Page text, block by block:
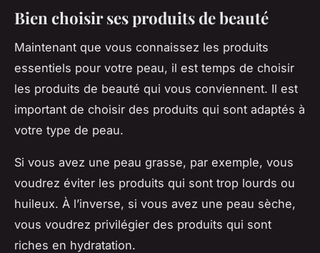
Bien choisir ses produits de beauté
Maintenant que vous connaissez les produits
essentiels pour votre peau, il est temps de choisir
les produits de beauté qui vous conviennent. Il est
important de choisir des produits qui sont adaptés à
votre type de peau.
Si vous avez une peau grasse, par exemple, vous
voudrez éviter les produits qui sont trop lourds ou
huileux. À l’inverse, si vous avez une peau sèche,
vous voudrez privilégier des produits qui sont
riches en hydratation.